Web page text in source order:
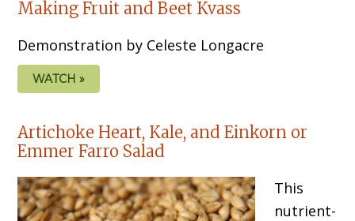
Making Fruit and Beet Kvass
Demonstration by Celeste Longacre
WATCH »
Artichoke Heart, Kale, and Einkorn or
Emmer Farro Salad
This
nutrient-